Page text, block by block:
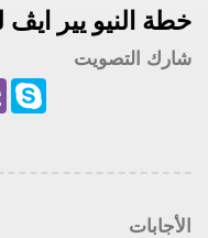
خطة النيو يير ايڤ
شارك التصويت
Skype
الأجابات